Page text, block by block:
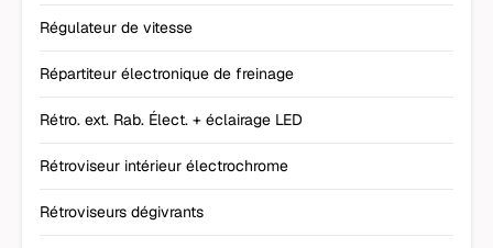
Régulateur de vitesse
Répartiteur électronique de freinage
Rétro. ext. Rab. Élect. + éclairage LED
Rétroviseur intérieur électrochrome
Rétroviseurs dégivrants